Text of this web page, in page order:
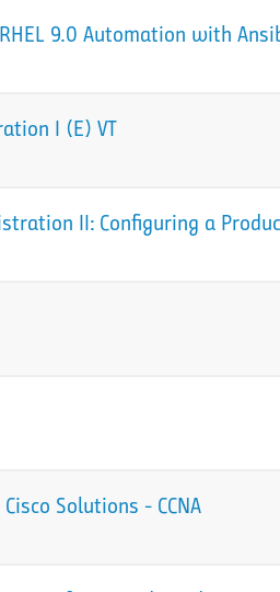
9.0 Automation with
I (E) VT
II: Configuring a
Solutions - CCNA